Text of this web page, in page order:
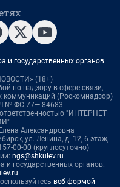
и государственных органов
(18+)
по надзору в сфере связи,
коммуникаций (Роскомнадзор)
№ ФС 77— 84683
"ИНТЕРНЕТ
Александровна
ул. Ленина, д. 12, 6 этаж,
00-00 (круглосуточно)
ngs@shkulev.ru
и государственных органов:
веб-формой